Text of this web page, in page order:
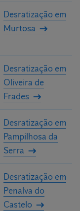
Desratização em
Murtosa
Desratização em
Oliveira de
Frades
Desratização em
Pampilhosa da
Serra
Desratização em
Penalva do
Castelo